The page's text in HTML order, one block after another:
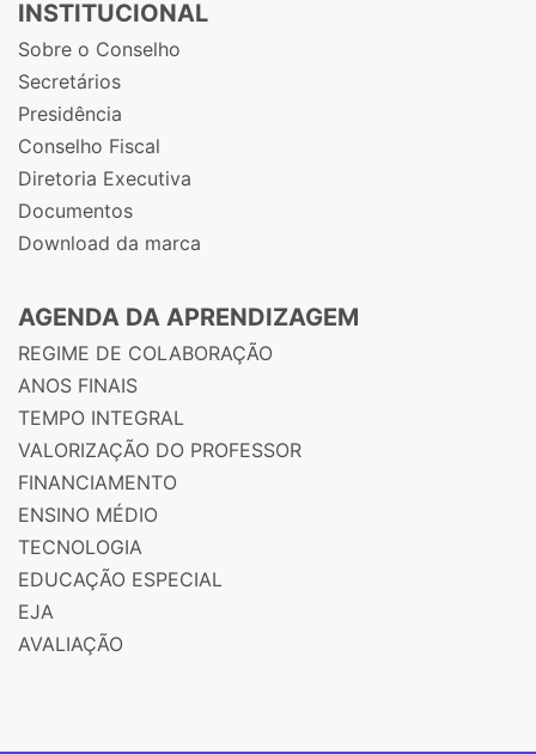
INSTITUCIONAL
Sobre o Conselho
Secretários
Presidência
Conselho Fiscal
Diretoria Executiva
Documentos
Download da marca
AGENDA DA APRENDIZAGEM
REGIME DE COLABORAÇÃO
ANOS FINAIS
TEMPO INTEGRAL
VALORIZAÇÃO DO PROFESSOR
FINANCIAMENTO
ENSINO MÉDIO
TECNOLOGIA
EDUCAÇÃO ESPECIAL
EJA
AVALIAÇÃO